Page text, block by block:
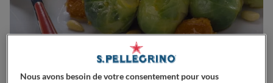
Nous avons besoin de votre consentement pour vous